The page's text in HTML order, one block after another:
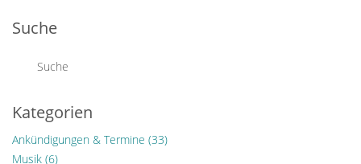
Suche
Kategorien
Ankündigungen & Termine (33)
Musik (6)